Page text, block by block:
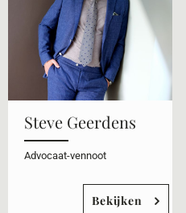
Steve Geerdens
Advocaat-vennoot
Bekijken